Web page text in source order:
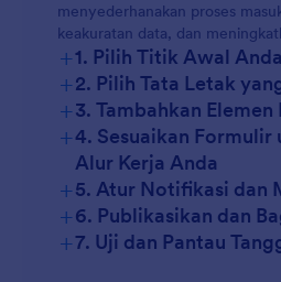
Orientasi
menyederhanakan proses
keakuratan data, dan
+1. Pilih Titik Awal Anda
+2. Pilih Tata Letak
+3. Tambahkan
+4. Sesuaikan
Alur Kerja Anda
+5. Atur Notifikasi dan
+6. Publikasikan dan
+7. Uji dan Pantau